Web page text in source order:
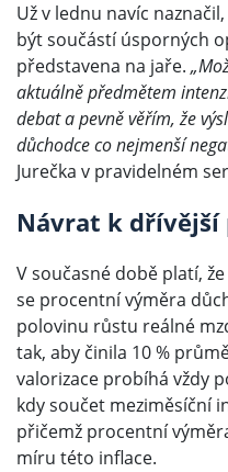
Už v lednu navíc
být součástí úsporných
představena na jaře.
aktuálně předmětem
debat a pevně věřím, že
důchodce co nejmenší
Jurečka v pravidelném
Návrat k dřívější
V současné době platí,
se procentní výměra
polovinu růstu reálné
tak, aby činila 10 %
valorizace probíhá vždy
kdy součet meziměsíční
přičemž procentní
míru této inflace.